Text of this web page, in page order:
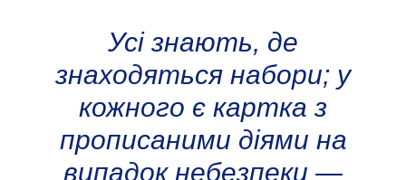
Усі знають, де
знаходяться набори; у
кожного є картка з
прописаними діями на
випадок небезпеки —